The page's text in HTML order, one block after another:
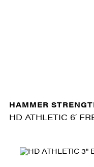
HAMMER
HD ATHLETIC 6′